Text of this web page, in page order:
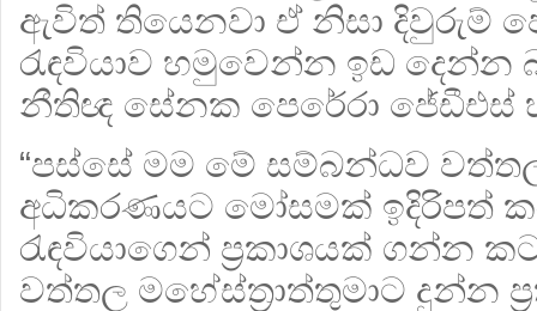
ඇවිත් තියෙනවා ඒ නිසා දිවුරුම්
රැඳවියාව හමුවෙන්න ඉඩ දෙන්න
නීතිඥ සේනක පෙරේරා ජේඩීඑස්
“පස්සේ මම මේ සම්බන්ධව
අධිකරණයට මෝසමක් ඉදිරිපත්
රැඳවියාගෙන් ප්‍රකාශයක් ගන්න
වත්තල මහේස්ත්‍රාත්තුමාට දුන්න